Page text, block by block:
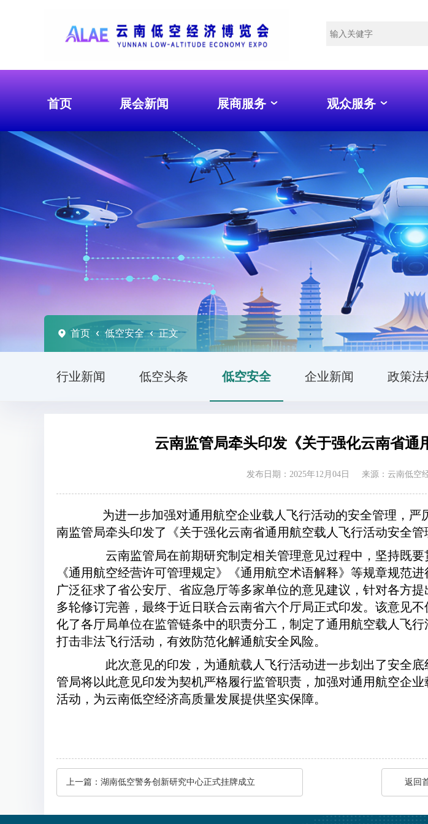
首页 展会新闻 展商服务 观众服务
行业新闻 低空头条 低空安全 企业新闻 政策法
首页 低空安全 正文
云南监管局牵头印发《关于强化云南省通
发布日期：2025年12月04日 来源：云南低空
为进一步加强对通用航空企业载人飞行活动的安全管理，严
南监管局牵头印发了《关于强化云南省通用航空载人飞行活动安全管
云南监管局在前期研究制定相关管理意见过程中，坚持既
《通用航空经营许可管理规定》《通用航空术语解释》等规章规范
广泛征求了省公安厅、省应急厅等多家单位的意见建议，针对各方
多轮修订完善，最终于近日联合云南省六个厅局正式印发。该意见
化了各厅局单位在监管链条中的职责分工，制定了通用航空载人飞
打击非法飞行活动，有效防范化解通航安全风险。
此次意见的印发，为通航载人飞行活动进一步划出了安全
管局将以此意见印发为契机严格履行监管职责，加强对通用航空企
活动，为云南低空经济高质量发展提供坚实保障。
上一篇： 湖南低空警务创新研究中心正式挂牌成立 返回